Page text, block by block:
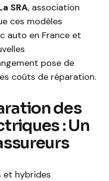
SRA, association
ces modèles
auto en France et
pose de
coûts de réparation.
des
: Un
et hybrides